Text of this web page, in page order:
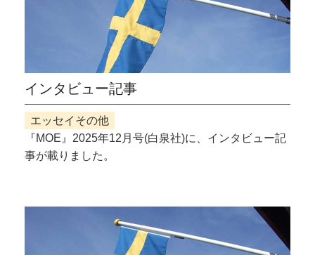
インタビュー記事
エッセイその他
『MOE』2025年12月号(白泉社)に、インタビュー記
事が載りました。